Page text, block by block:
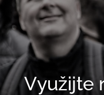
Využijte